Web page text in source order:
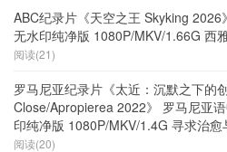
ABC纪录片《天空之王 Skyking 2026
无水印纯净版 1080P/MKV/1.66G 西
阅读(21)
罗马尼亚纪录片《太近：沉默之下的
Close/Apropierea 2022》 罗马尼亚
印纯净版 1080P/MKV/1.4G 寻求治愈
阅读(20)